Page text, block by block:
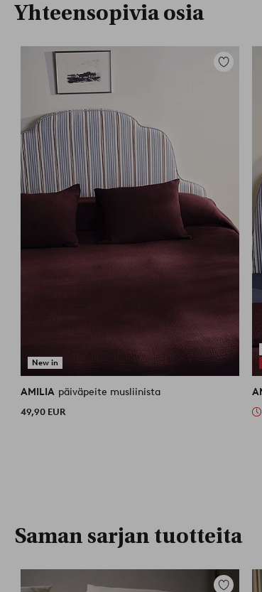
Yhteensopivia osia
New in
Lisää
AMILIA päiväpeite musliinista
49,90 EUR
Saman sarjan tuotteita